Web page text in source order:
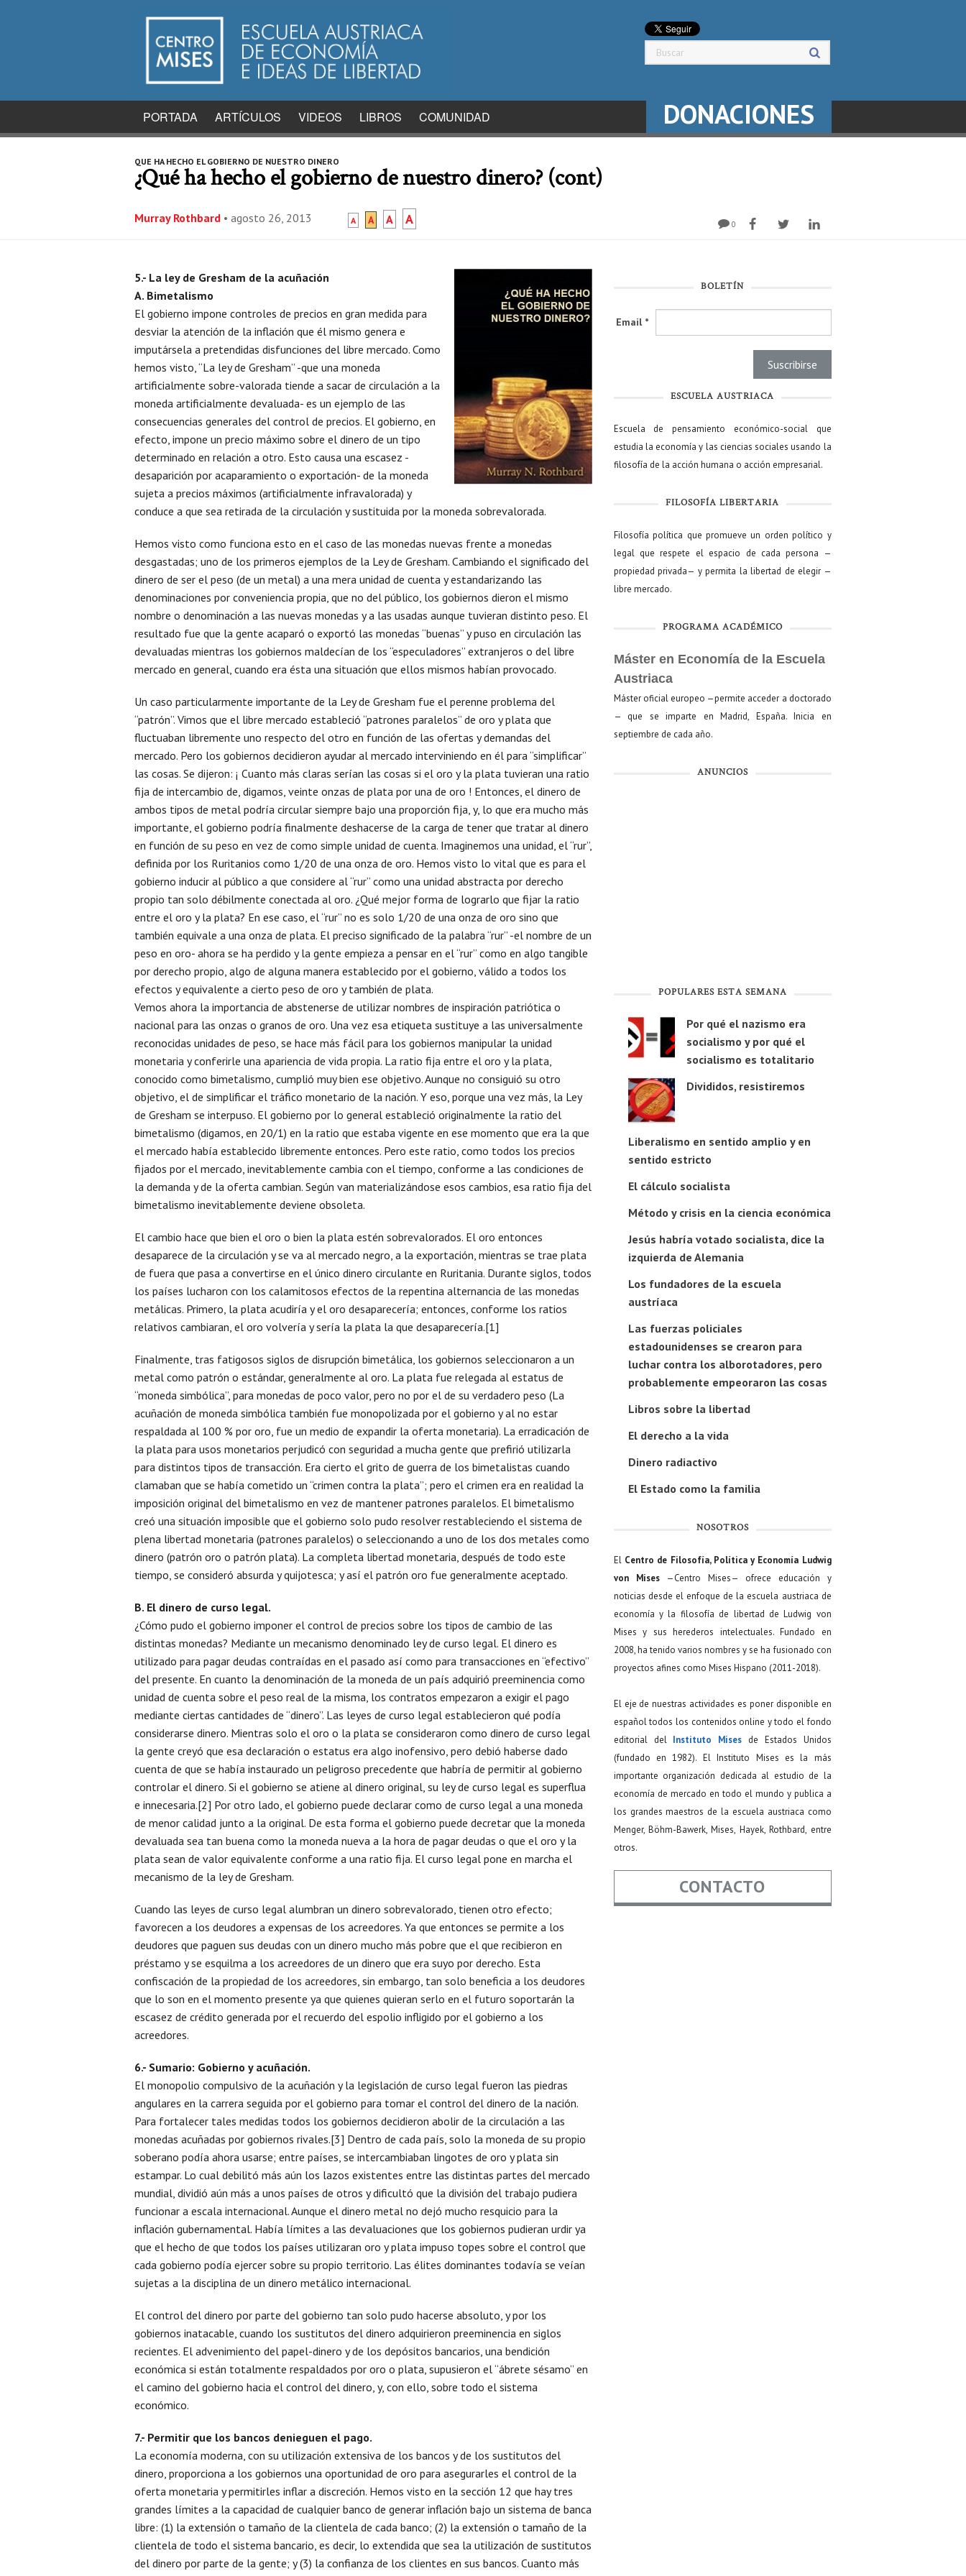
PORTADA ARTÍCULOS VIDEOS LIBROS COMUNIDAD DONACIONES
QUE HA HECHO EL GOBIERNO DE NUESTRO DINERO
¿Qué ha hecho el gobierno de nuestro dinero? (cont)
Murray Rothbard • agosto 26, 2013 A A A A 0
5.- La ley de Gresham de la acuñación
A. Bimetalismo
El gobierno impone controles de precios en gran medida para
desviar la atención de la inflación que él mismo genera e
imputársela a pretendidas disfunciones del libre mercado. Como
hemos visto, “La ley de Gresham” -que una moneda
artificialmente sobre-valorada tiende a sacar de circulación a la
moneda artificialmente devaluada- es un ejemplo de las
consecuencias generales del control de precios. El gobierno, en
efecto, impone un precio máximo sobre el dinero de un tipo
determinado en relación a otro. Esto causa una escasez -
desaparición por acaparamiento o exportación- de la moneda
sujeta a precios máximos (artificialmente infravalorada) y
conduce a que sea retirada de la circulación y sustituida por la moneda sobrevalorada.
Hemos visto como funciona esto en el caso de las monedas nuevas frente a monedas
desgastadas; uno de los primeros ejemplos de la Ley de Gresham. Cambiando el significado del
dinero de ser el peso (de un metal) a una mera unidad de cuenta y estandarizando las
denominaciones por conveniencia propia, que no del público, los gobiernos dieron el mismo
nombre o denominación a las nuevas monedas y a las usadas aunque tuvieran distinto peso. El
resultado fue que la gente acaparó o exportó las monedas “buenas” y puso en circulación las
devaluadas mientras los gobiernos maldecían de los “especuladores” extranjeros o del libre
mercado en general, cuando era ésta una situación que ellos mismos habían provocado.
Un caso particularmente importante de la Ley de Gresham fue el perenne problema del
“patrón”. Vimos que el libre mercado estableció “patrones paralelos” de oro y plata que
fluctuaban libremente uno respecto del otro en función de las ofertas y demandas del
mercado. Pero los gobiernos decidieron ayudar al mercado interviniendo en él para “simplificar”
las cosas. Se dijeron: ¡ Cuanto más claras serían las cosas si el oro y la plata tuvieran una ratio
fija de intercambio de, digamos, veinte onzas de plata por una de oro ! Entonces, el dinero de
ambos tipos de metal podría circular siempre bajo una proporción fija, y, lo que era mucho más
importante, el gobierno podría finalmente deshacerse de la carga de tener que tratar al dinero
en función de su peso en vez de como simple unidad de cuenta. Imaginemos una unidad, el “rur”,
definida por los Ruritanios como 1/20 de una onza de oro. Hemos visto lo vital que es para el
gobierno inducir al público a que considere al “rur” como una unidad abstracta por derecho
propio tan solo débilmente conectada al oro. ¿Qué mejor forma de lograrlo que fijar la ratio
entre el oro y la plata? En ese caso, el “rur” no es solo 1/20 de una onza de oro sino que
también equivale a una onza de plata. El preciso significado de la palabra “rur” -el nombre de un
peso en oro- ahora se ha perdido y la gente empieza a pensar en el “rur” como en algo tangible
por derecho propio, algo de alguna manera establecido por el gobierno, válido a todos los
efectos y equivalente a cierto peso de oro y también de plata.
Vemos ahora la importancia de abstenerse de utilizar nombres de inspiración patriótica o
nacional para las onzas o granos de oro. Una vez esa etiqueta sustituye a las universalmente
reconocidas unidades de peso, se hace más fácil para los gobiernos manipular la unidad
monetaria y conferirle una apariencia de vida propia. La ratio fija entre el oro y la plata,
conocido como bimetalismo, cumplió muy bien ese objetivo. Aunque no consiguió su otro
objetivo, el de simplificar el tráfico monetario de la nación. Y eso, porque una vez más, la Ley
de Gresham se interpuso. El gobierno por lo general estableció originalmente la ratio del
bimetalismo (digamos, en 20/1) en la ratio que estaba vigente en ese momento que era la que
el mercado había establecido libremente entonces. Pero este ratio, como todos los precios
fijados por el mercado, inevitablemente cambia con el tiempo, conforme a las condiciones de
la demanda y de la oferta cambian. Según van materializándose esos cambios, esa ratio fija del
bimetalismo inevitablemente deviene obsoleta.
El cambio hace que bien el oro o bien la plata estén sobrevalorados. El oro entonces
desaparece de la circulación y se va al mercado negro, a la exportación, mientras se trae plata
de fuera que pasa a convertirse en el único dinero circulante en Ruritania. Durante siglos, todos
los países lucharon con los calamitosos efectos de la repentina alternancia de las monedas
metálicas. Primero, la plata acudiría y el oro desaparecería; entonces, conforme los ratios
relativos cambiaran, el oro volvería y sería la plata la que desaparecería.[1]
Finalmente, tras fatigosos siglos de disrupción bimetálica, los gobiernos seleccionaron a un
metal como patrón o estándar, generalmente al oro. La plata fue relegada al estatus de
“moneda simbólica”, para monedas de poco valor, pero no por el de su verdadero peso (La
acuñación de moneda simbólica también fue monopolizada por el gobierno y al no estar
respaldada al 100 % por oro, fue un medio de expandir la oferta monetaria). La erradicación de
la plata para usos monetarios perjudicó con seguridad a mucha gente que prefirió utilizarla
para distintos tipos de transacción. Era cierto el grito de guerra de los bimetalistas cuando
clamaban que se había cometido un “crimen contra la plata”; pero el crimen era en realidad la
imposición original del bimetalismo en vez de mantener patrones paralelos. El bimetalismo
creó una situación imposible que el gobierno solo pudo resolver restableciendo el sistema de
plena libertad monetaria (patrones paralelos) o seleccionando a uno de los dos metales como
dinero (patrón oro o patrón plata). La completa libertad monetaria, después de todo este
tiempo, se consideró absurda y quijotesca; y así el patrón oro fue generalmente aceptado.
B. El dinero de curso legal.
¿Cómo pudo el gobierno imponer el control de precios sobre los tipos de cambio de las
distintas monedas? Mediante un mecanismo denominado ley de curso legal. El dinero es
utilizado para pagar deudas contraídas en el pasado así como para transacciones en “efectivo”
del presente. En cuanto la denominación de la moneda de un país adquirió preeminencia como
unidad de cuenta sobre el peso real de la misma, los contratos empezaron a exigir el pago
mediante ciertas cantidades de “dinero”. Las leyes de curso legal establecieron qué podía
considerarse dinero. Mientras solo el oro o la plata se consideraron como dinero de curso legal
la gente creyó que esa declaración o estatus era algo inofensivo, pero debió haberse dado
cuenta de que se había instaurado un peligroso precedente que habría de permitir al gobierno
controlar el dinero. Si el gobierno se atiene al dinero original, su ley de curso legal es superflua
e innecesaria.[2] Por otro lado, el gobierno puede declarar como de curso legal a una moneda
de menor calidad junto a la original. De esta forma el gobierno puede decretar que la moneda
devaluada sea tan buena como la moneda nueva a la hora de pagar deudas o que el oro y la
plata sean de valor equivalente conforme a una ratio fija. El curso legal pone en marcha el
mecanismo de la ley de Gresham.
Cuando las leyes de curso legal alumbran un dinero sobrevalorado, tienen otro efecto;
favorecen a los deudores a expensas de los acreedores. Ya que entonces se permite a los
deudores que paguen sus deudas con un dinero mucho más pobre que el que recibieron en
préstamo y se esquilma a los acreedores de un dinero que era suyo por derecho. Esta
confiscación de la propiedad de los acreedores, sin embargo, tan solo beneficia a los deudores
que lo son en el momento presente ya que quienes quieran serlo en el futuro soportarán la
escasez de crédito generada por el recuerdo del espolio infligido por el gobierno a los
acreedores.
6.- Sumario: Gobierno y acuñación.
El monopolio compulsivo de la acuñación y la legislación de curso legal fueron las piedras
angulares en la carrera seguida por el gobierno para tomar el control del dinero de la nación.
Para fortalecer tales medidas todos los gobiernos decidieron abolir de la circulación a las
monedas acuñadas por gobiernos rivales.[3] Dentro de cada país, solo la moneda de su propio
soberano podía ahora usarse; entre países, se intercambiaban lingotes de oro y plata sin
estampar. Lo cual debilitó más aún los lazos existentes entre las distintas partes del mercado
mundial, dividió aún más a unos países de otros y dificultó que la división del trabajo pudiera
funcionar a escala internacional. Aunque el dinero metal no dejó mucho resquicio para la
inflación gubernamental. Había límites a las devaluaciones que los gobiernos pudieran urdir ya
que el hecho de que todos los países utilizaran oro y plata impuso topes sobre el control que
cada gobierno podía ejercer sobre su propio territorio. Las élites dominantes todavía se veían
sujetas a la disciplina de un dinero metálico internacional.
El control del dinero por parte del gobierno tan solo pudo hacerse absoluto, y por los
gobiernos inatacable, cuando los sustitutos del dinero adquirieron preeminencia en siglos
recientes. El advenimiento del papel-dinero y de los depósitos bancarios, una bendición
económica si están totalmente respaldados por oro o plata, supusieron el “ábrete sésamo” en
el camino del gobierno hacia el control del dinero, y, con ello, sobre todo el sistema
económico.
7.- Permitir que los bancos denieguen el pago.
La economía moderna, con su utilización extensiva de los bancos y de los sustitutos del
dinero, proporciona a los gobiernos una oportunidad de oro para asegurarles el control de la
oferta monetaria y permitirles inflar a discreción. Hemos visto en la sección 12 que hay tres
grandes límites a la capacidad de cualquier banco de generar inflación bajo un sistema de banca
libre: (1) la extensión o tamaño de la clientela de cada banco; (2) la extensión o tamaño de la
clientela de todo el sistema bancario, es decir, lo extendida que sea la utilización de sustitutos
del dinero por parte de la gente; y (3) la confianza de los clientes en sus bancos. Cuanto más
BOLETÍN
Email *
ESCUELA AUSTRIACA
Escuela de pensamiento económico-social que
estudia la economía y las ciencias sociales usando la
filosofía de la acción humana o acción empresarial.
FILOSOFÍA LIBERTARIA
Filosofía política que promueve un orden político y
legal que respete el espacio de cada persona —
propiedad privada— y permita la libertad de elegir —
libre mercado.
PROGRAMA ACADÉMICO
Máster en Economía de la Escuela
Austriaca
Máster oficial europeo —permite acceder a doctorado
— que se imparte en Madrid, España. Inicia en
septiembre de cada año.
ANUNCIOS
POPULARES ESTA SEMANA
Por qué el nazismo era
socialismo y por qué el
socialismo es totalitario
Divididos, resistiremos
Liberalismo en sentido amplio y en
sentido estricto
El cálculo socialista
Método y crisis en la ciencia económica
Jesús habría votado socialista, dice la
izquierda de Alemania
Los fundadores de la escuela
austríaca
Las fuerzas policiales
estadounidenses se crearon para
luchar contra los alborotadores, pero
probablemente empeoraron las cosas
Libros sobre la libertad
El derecho a la vida
Dinero radiactivo
El Estado como la familia
NOSOTROS
El Centro de Filosofía, Política y Economía Ludwig
von Mises—Centro Mises— ofrece educación y
noticias desde el enfoque de la escuela austriaca de
economía y la filosofía de libertad de Ludwig von
Mises y sus herederos intelectuales. Fundado en
2008, ha tenido varios nombres y se ha fusionado con
proyectos afines como Mises Hispano (2011-2018).
El eje de nuestras actividades es poner disponible en
español todos los contenidos online y todo el fondo
editorial del Instituto Mises de Estados Unidos
(fundado en 1982). El Instituto Mises es la más
importante organización dedicada al estudio de la
economía de mercado en todo el mundo y publica a
los grandes maestros de la escuela austriaca como
Menger, Böhm-Bawerk, Mises, Hayek, Rothbard, entre
otros.
CONTACTO